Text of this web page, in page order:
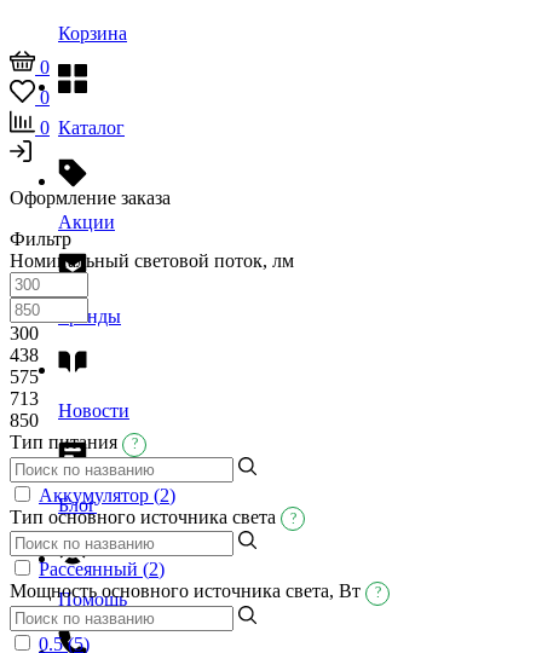
Корзина
Каталог
Акции
Бренды
Новости
Блог
Помощь
0
0
0
Оформление заказа
Фильтр
Номинальный световой поток, лм
300
438
575
713
850
Тип питания
?
Аккумулятор (2)
Тип основного источника света
?
Рассеянный (2)
Мощность основного источника света, Вт
?
0.5 (5)